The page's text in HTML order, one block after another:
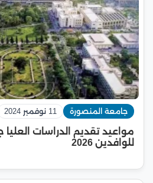
جامعة المنصورة 11 نوفمبر 2024
مواعيد تقديم الدراسات
للوافدين 2026